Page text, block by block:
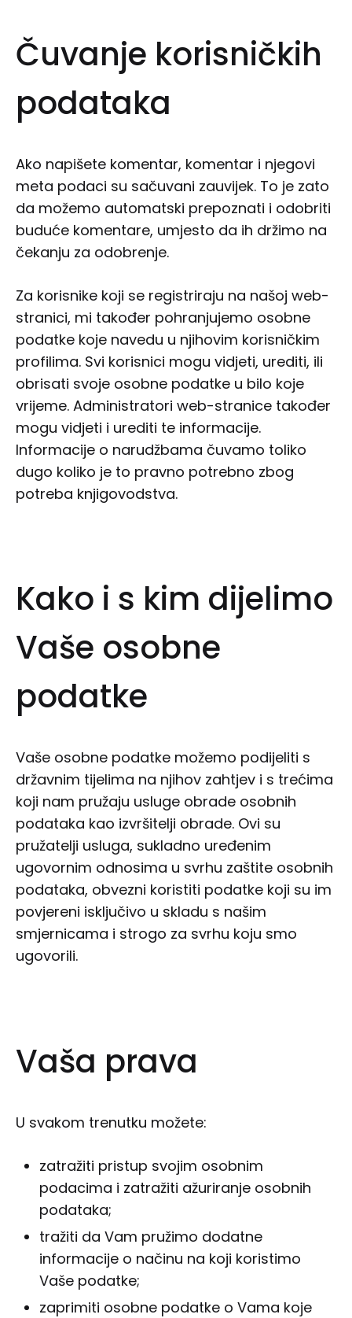
Čuvanje korisničkih
podataka
Ako napišete komentar, komentar i njegovi
meta podaci su sačuvani zauvijek. To je zato
da možemo automatski prepoznati i odobriti
buduće komentare, umjesto da ih držimo na
čekanju za odobrenje.
Za korisnike koji se registriraju na našoj web-
stranici, mi također pohranjujemo osobne
podatke koje navedu u njihovim korisničkim
profilima. Svi korisnici mogu vidjeti, urediti, ili
obrisati svoje osobne podatke u bilo koje
vrijeme. Administratori web-stranice također
mogu vidjeti i urediti te informacije.
Informacije o narudžbama čuvamo toliko
dugo koliko je to pravno potrebno zbog
potreba knjigovodstva.
Kako i s kim dijelimo
Vaše osobne
podatke
Vaše osobne podatke možemo podijeliti s
državnim tijelima na njihov zahtjev i s trećima
koji nam pružaju usluge obrade osobnih
podataka kao izvršitelji obrade. Ovi su
pružatelji usluga, sukladno uređenim
ugovornim odnosima u svrhu zaštite osobnih
podataka, obvezni koristiti podatke koji su im
povjereni isključivo u skladu s našim
smjernicama i strogo za svrhu koju smo
ugovorili.
Vaša prava
U svakom trenutku možete:
zatražiti pristup svojim osobnim
podacima i zatražiti ažuriranje osobnih
podataka;
tražiti da Vam pružimo dodatne
informacije o načinu na koji koristimo
Vaše podatke;
zaprimiti osobne podatke o Vama koje